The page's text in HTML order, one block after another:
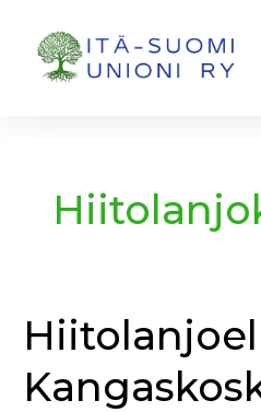
sisältöön
Hiitolanjoella
avattiin
Kangaskosken
voimalamuseo